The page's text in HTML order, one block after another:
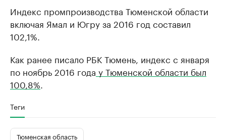
Индекс промпроизводства Тюменской области
включая Ямал и Югру за 2016 год составил
102,1%.
Как ранее писало РБК Тюмень, индекс с января
по ноябрь 2016 года у Тюменской области был
100,8%.
Теги
Тюменская область